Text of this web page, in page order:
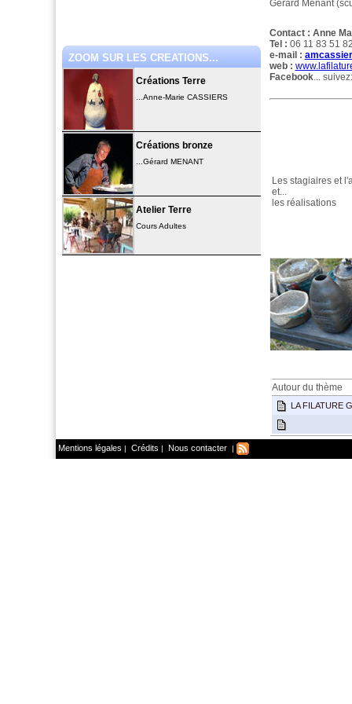
ZOOM SUR LES CREATIONS...
Créations Terre
...Anne-Marie CASSIERS
Créations bronze
...Gérard MENANT
Atelier Terre
Cours Adultes
Gérard Menant
Contact : Anne
Tel : 06 11 83 51
e-mail :
web :
Facebook...
Les stagiaires et
et...
les réalisations
Autour du thème
LA FILATURE
Mentions légales | Crédits | Nous contacter |